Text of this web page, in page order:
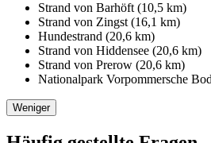
Strand von Barhöft (10,5 km)
Strand von Zingst (16,1 km)
Hundestrand (20,6 km)
Strand von Hiddensee (20,6 km)
Strand von Prerow (20,6 km)
Nationalpark Vorpommersche
Weniger